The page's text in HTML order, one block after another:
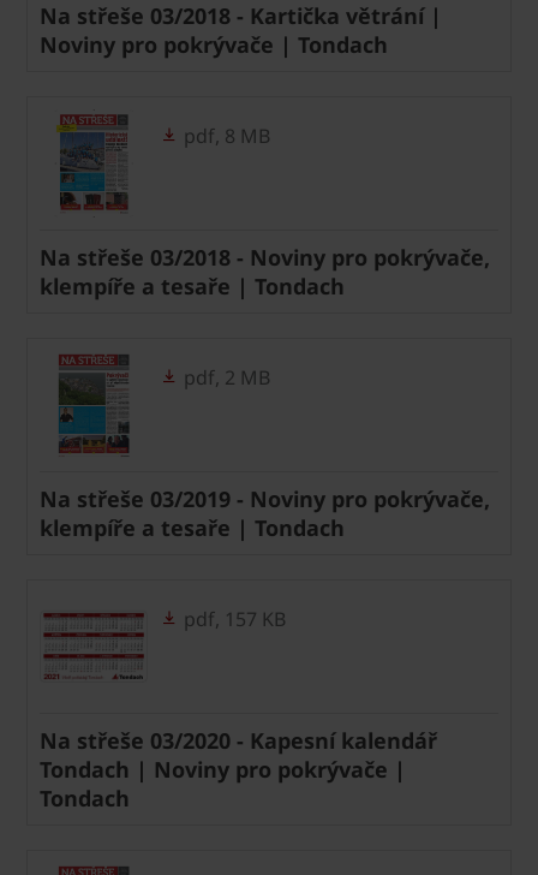
Na střeše 03/2018 - Kartička větrání |
Noviny pro pokrývače | Tondach
pdf, 8 MB
Na střeše 03/2018 - Noviny pro pokrývače,
klempíře a tesaře | Tondach
pdf, 2 MB
Na střeše 03/2019 - Noviny pro pokrývače,
klempíře a tesaře | Tondach
pdf, 157 KB
Na střeše 03/2020 - Kapesní kalendář
Tondach | Noviny pro pokrývače |
Tondach